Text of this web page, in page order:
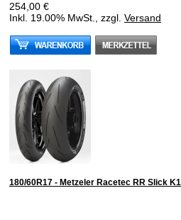
254,00 €
Inkl. 19.00% MwSt., zzgl. Versand
180/60R17 - Metzeler Racetec RR Slick K1